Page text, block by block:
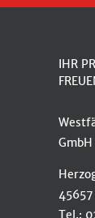
IHR
GmbH
Tel.: